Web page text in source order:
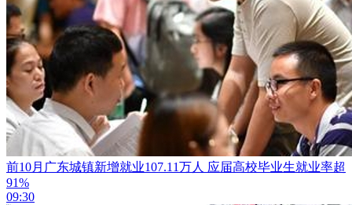
前10月广东城镇新增就业107.11万人 应届高校毕业生就业率超
91%
09:30